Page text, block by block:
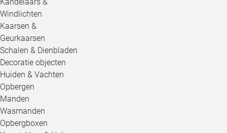
Windlichten
Kaarsen &
Geurkaarsen
Schalen & Dienbladen
Decoratie objecten
Huiden & Vachten
Opbergen
Manden
Wasmanden
Opbergboxen